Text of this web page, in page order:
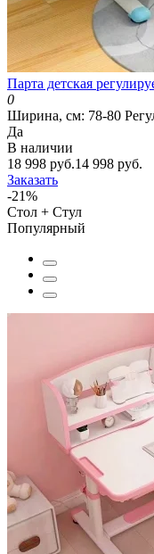
Парта детская
0
Ширина, см: 78-80
Да
В наличии
18 998 руб.14 998 руб.
Заказать
-21%
Стол + Стул
Популярный